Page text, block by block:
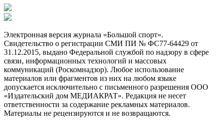
Электронная версия журнала «Большой спорт».
Свидетельство о регистрации СМИ ПИ № ФС77-64429 от
31.12.2015, выдано Федеральной службой по надзору в сфере
связи, информационных технологий и массовых
коммуникаций (Роскомнадзор). Любое использование
материалов или фрагментов из них на любом языке
допускается исключительно с письменного разрешения ООО
«Издательский дом МЕДИАКРАТ». Редакция не несет
ответственности за содержание рекламных материалов.
Материалы не рецензируются и не возвращаются.